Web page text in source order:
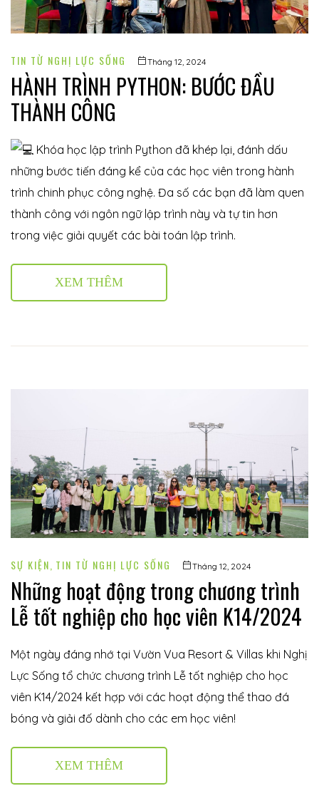
TIN TỪ NGHỊ LỰC SỐNG Tháng 12, 2024
HÀNH TRÌNH PYTHON: BƯỚC ĐẦU
THÀNH CÔNG
Khóa học lập trình Python đã khép lại, đánh dấu
những bước tiến đáng kể của các học viên trong hành
trình chinh phục công nghệ. Đa số các bạn đã làm quen
thành công với ngôn ngữ lập trình này và tự tin hơn
trong việc giải quyết các bài toán lập trình.
XEM THÊM
SỰ KIỆN TIN TỪ NGHỊ LỰC SỐNG Tháng 12, 2024
Những hoạt động trong chương trình
Lễ tốt nghiệp cho học viên K14/2024
Một ngày đáng nhớ tại Vườn Vua Resort & Villas khi Nghị
Lực Sống tổ chức chương trình Lễ tốt nghiệp cho học
viên K14/2024 kết hợp với các hoạt động thể thao đá
bóng và giải đố dành cho các em học viên!
XEM THÊM